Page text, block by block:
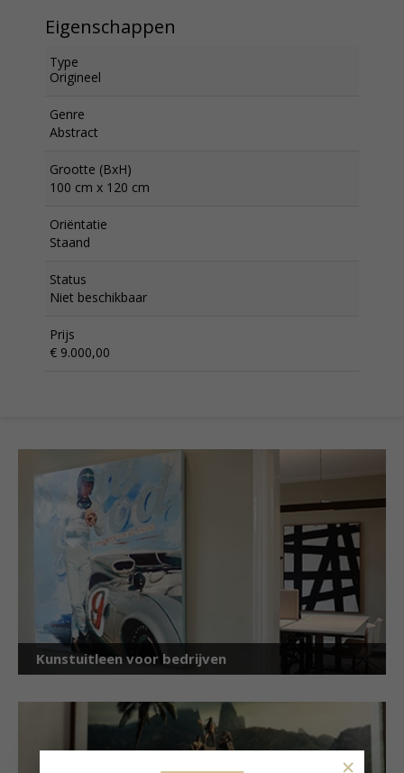
Eigenschappen
Type
Origineel
Genre
Abstract
Grootte (BxH)
100 cm x 120 cm
Oriëntatie
Staand
Status
Niet beschikbaar
Prijs
€ 9.000,00
Kunstuitleen voor bedrijven
×